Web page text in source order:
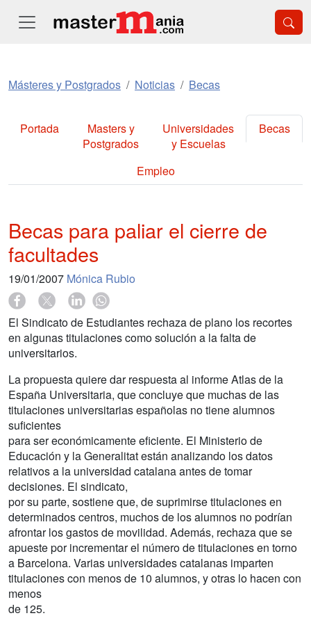
Másteres y Postgrados Noticias Becas
Portada
Masters y
Postgrados
Universidades
y Escuelas
Becas
Empleo
Becas para paliar el cierre de
facultades
19/01/2007 Mónica Rubio
El Sindicato de Estudiantes rechaza de plano los recortes
en algunas titulaciones como solución a la falta de
universitarios.
La propuesta quiere dar respuesta al informe Atlas de la
España Universitaria, que concluye que muchas de las
titulaciones universitarias españolas no tiene alumnos
suficientes
para ser económicamente eficiente. El Ministerio de
Educación y la Generalitat están analizando los datos
relativos a la universidad catalana antes de tomar
decisiones. El sindicato,
por su parte, sostiene que, de suprimirse titulaciones en
determinados centros, muchos de los alumnos no podrían
afrontar los gastos de movilidad. Además, rechaza que se
apueste por incrementar el número de titulaciones en torno
a Barcelona. Varias universidades catalanas imparten
titulaciones con menos de 10 alumnos, y otras lo hacen con
menos
de 125.